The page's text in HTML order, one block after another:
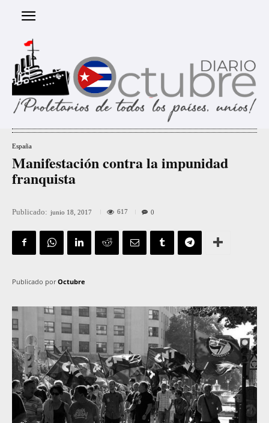
España
Manifestación contra la impunidad
franquista
Publicado: junio 18, 2017 617 0
Publicado por Octubre